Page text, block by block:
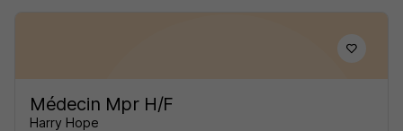
Médecin Mpr H/F
Harry Hope